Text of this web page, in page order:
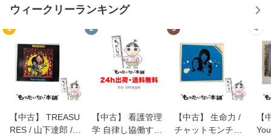
ウィークリーランキング
1
【中古】 TREASU
RES / 山下達郎 /
2
【中古】 看護管理
学 自律し協働する
3
【中古】 生命力 /
チャットモンチー /
4
【